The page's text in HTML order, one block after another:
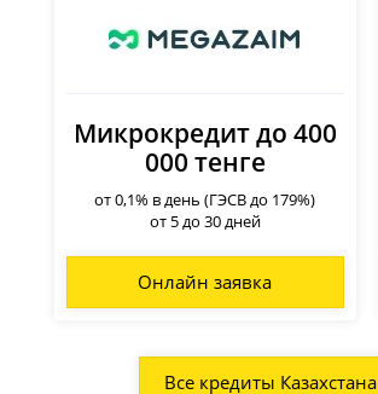
Микрокредит до 400
000 тенге
от 0,1% в день (ГЭСВ до 179%)
от 5 до 30 дней
Онлайн заявка
Все кредиты Казахстана